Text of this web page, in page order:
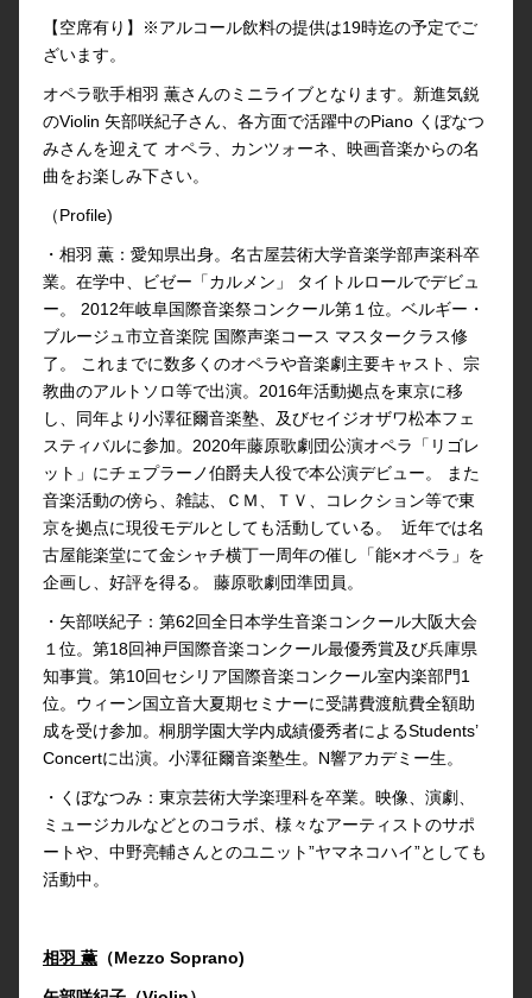
【空席有り】※アルコール飲料の提供は19時迄の予定でご
ざいます。
オペラ歌手相羽 薫さんのミニライブとなります。新進気鋭
のViolin 矢部咲紀子さん、各方面で活躍中のPiano くぼなつ
みさんを迎えて オペラ、カンツォーネ、映画音楽からの名
曲をお楽しみ下さい。
（Profile)
・相羽 薫：愛知県出身。名古屋芸術大学音楽学部声楽科卒
業。在学中、ビゼー「カルメン」 タイトルロールでデビュ
ー。 2012年岐阜国際音楽祭コンクール第１位。ベルギー・
ブルージュ市立音楽院 国際声楽コース マスタークラス修
了。 これまでに数多くのオペラや音楽劇主要キャスト、宗
教曲のアルトソロ等で出演。2016年活動拠点を東京に移
し、同年より小澤征爾音楽塾、及びセイジオザワ松本フェ
スティバルに参加。2020年藤原歌劇団公演オペラ「リゴレ
ット」にチェプラーノ伯爵夫人役で本公演デビュー。 また
音楽活動の傍ら、雑誌、ＣＭ、ＴＶ、コレクション等で東
京を拠点に現役モデルとしても活動している。 近年では名
古屋能楽堂にて金シャチ横丁一周年の催し「能×オペラ」を
企画し、好評を得る。 藤原歌劇団準団員。
・矢部咲紀子：第62回全日本学生音楽コンクール大阪大会
１位。第18回神戸国際音楽コンクール最優秀賞及び兵庫県
知事賞。第10回セシリア国際音楽コンクール室内楽部門1
位。ウィーン国立音大夏期セミナーに受講費渡航費全額助
成を受け参加。桐朋学園大学内成績優秀者によるStudents’
Concertに出演。小澤征爾音楽塾生。N響アカデミー生。
・くぼなつみ：東京芸術大学楽理科を卒業。映像、演劇、
ミュージカルなどとのコラボ、様々なアーティストのサポ
ートや、中野亮輔さんとのユニット”ヤマネコハイ”としても
活動中。
相羽 薫（Mezzo Soprano)